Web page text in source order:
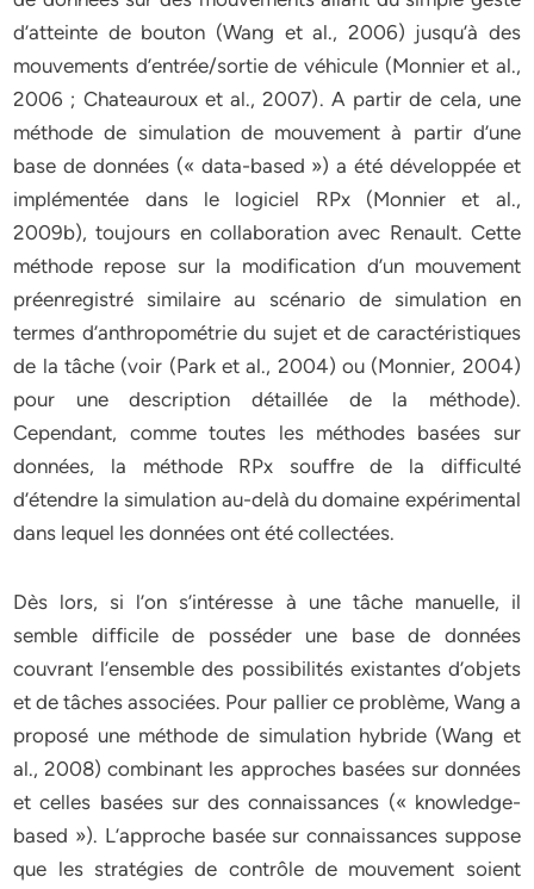
d’atteinte de bouton (Wang et al., 2006) jusqu’à des
mouvements d’entrée/sortie de véhicule (Monnier et al.,
2006 ; Chateauroux et al., 2007). A partir de cela, une
méthode de simulation de mouvement à partir d’une
base de données (« data-based ») a été développée et
implémentée dans le logiciel RPx (Monnier et al.,
2009b), toujours en collaboration avec Renault. Cette
méthode repose sur la modification d’un mouvement
préenregistré similaire au scénario de simulation en
termes d’anthropométrie du sujet et de caractéristiques
de la tâche (voir (Park et al., 2004) ou (Monnier, 2004)
pour une description détaillée de la méthode).
Cependant, comme toutes les méthodes basées sur
données, la méthode RPx souffre de la difficulté
d’étendre la simulation au-delà du domaine expérimental
dans lequel les données ont été collectées.
Dès lors, si l’on s’intéresse à une tâche manuelle, il
semble difficile de posséder une base de données
couvrant l’ensemble des possibilités existantes d’objets
et de tâches associées. Pour pallier ce problème, Wang a
proposé une méthode de simulation hybride (Wang et
al., 2008) combinant les approches basées sur données
et celles basées sur des connaissances (« knowledge-
based »). L’approche basée sur connaissances suppose
que les stratégies de contrôle de mouvement soient